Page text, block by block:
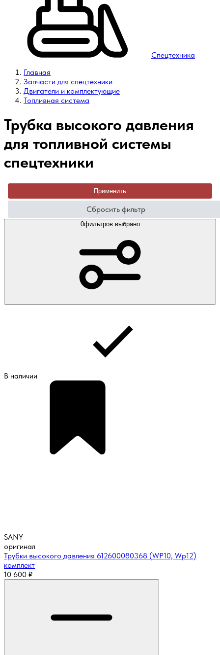
Спецтехника
Главная
Запчасти для спецтехники
Двигатели и комплектующие
Топливная система
Трубка высокого давления
для топливной системы
спецтехники
Применить
Сбросить фильтр
0фильтров выбрано
В наличии
SANY
оригинал
Трубки высокого давления 612600080368 (WP10, Wp12)
комплект
10 600 ₽